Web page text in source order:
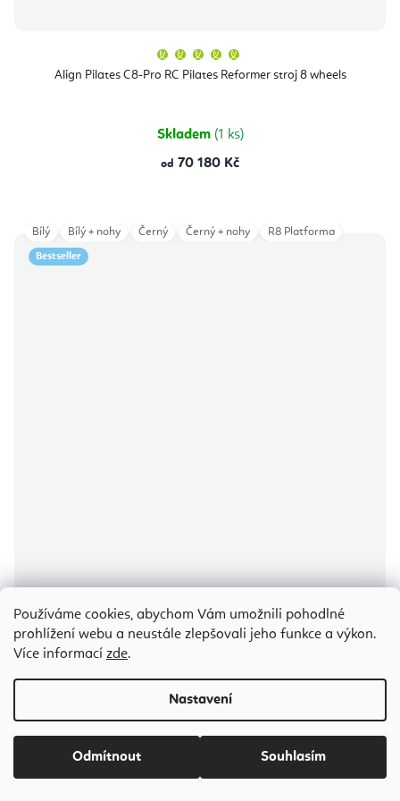
Používáme cookies, abychom Vám umožnili pohodlné
prohlížení webu a neustále zlepšovali jeho funkce a výkon.
Více informací zde.
Nastavení
Odmítnout Souhlasím
Align Pilates C8-Pro RC Pilates Reformer stroj 8 wheels
produktu
je
Skladem (1 ks)
od 70 180 Kč
Bestseller
Align Pilates R8-Pro Pilates Reformer 8 kola
od2 190 Kč
Bílý Bílý + nohy Černý Černý + nohy R8 Platforma